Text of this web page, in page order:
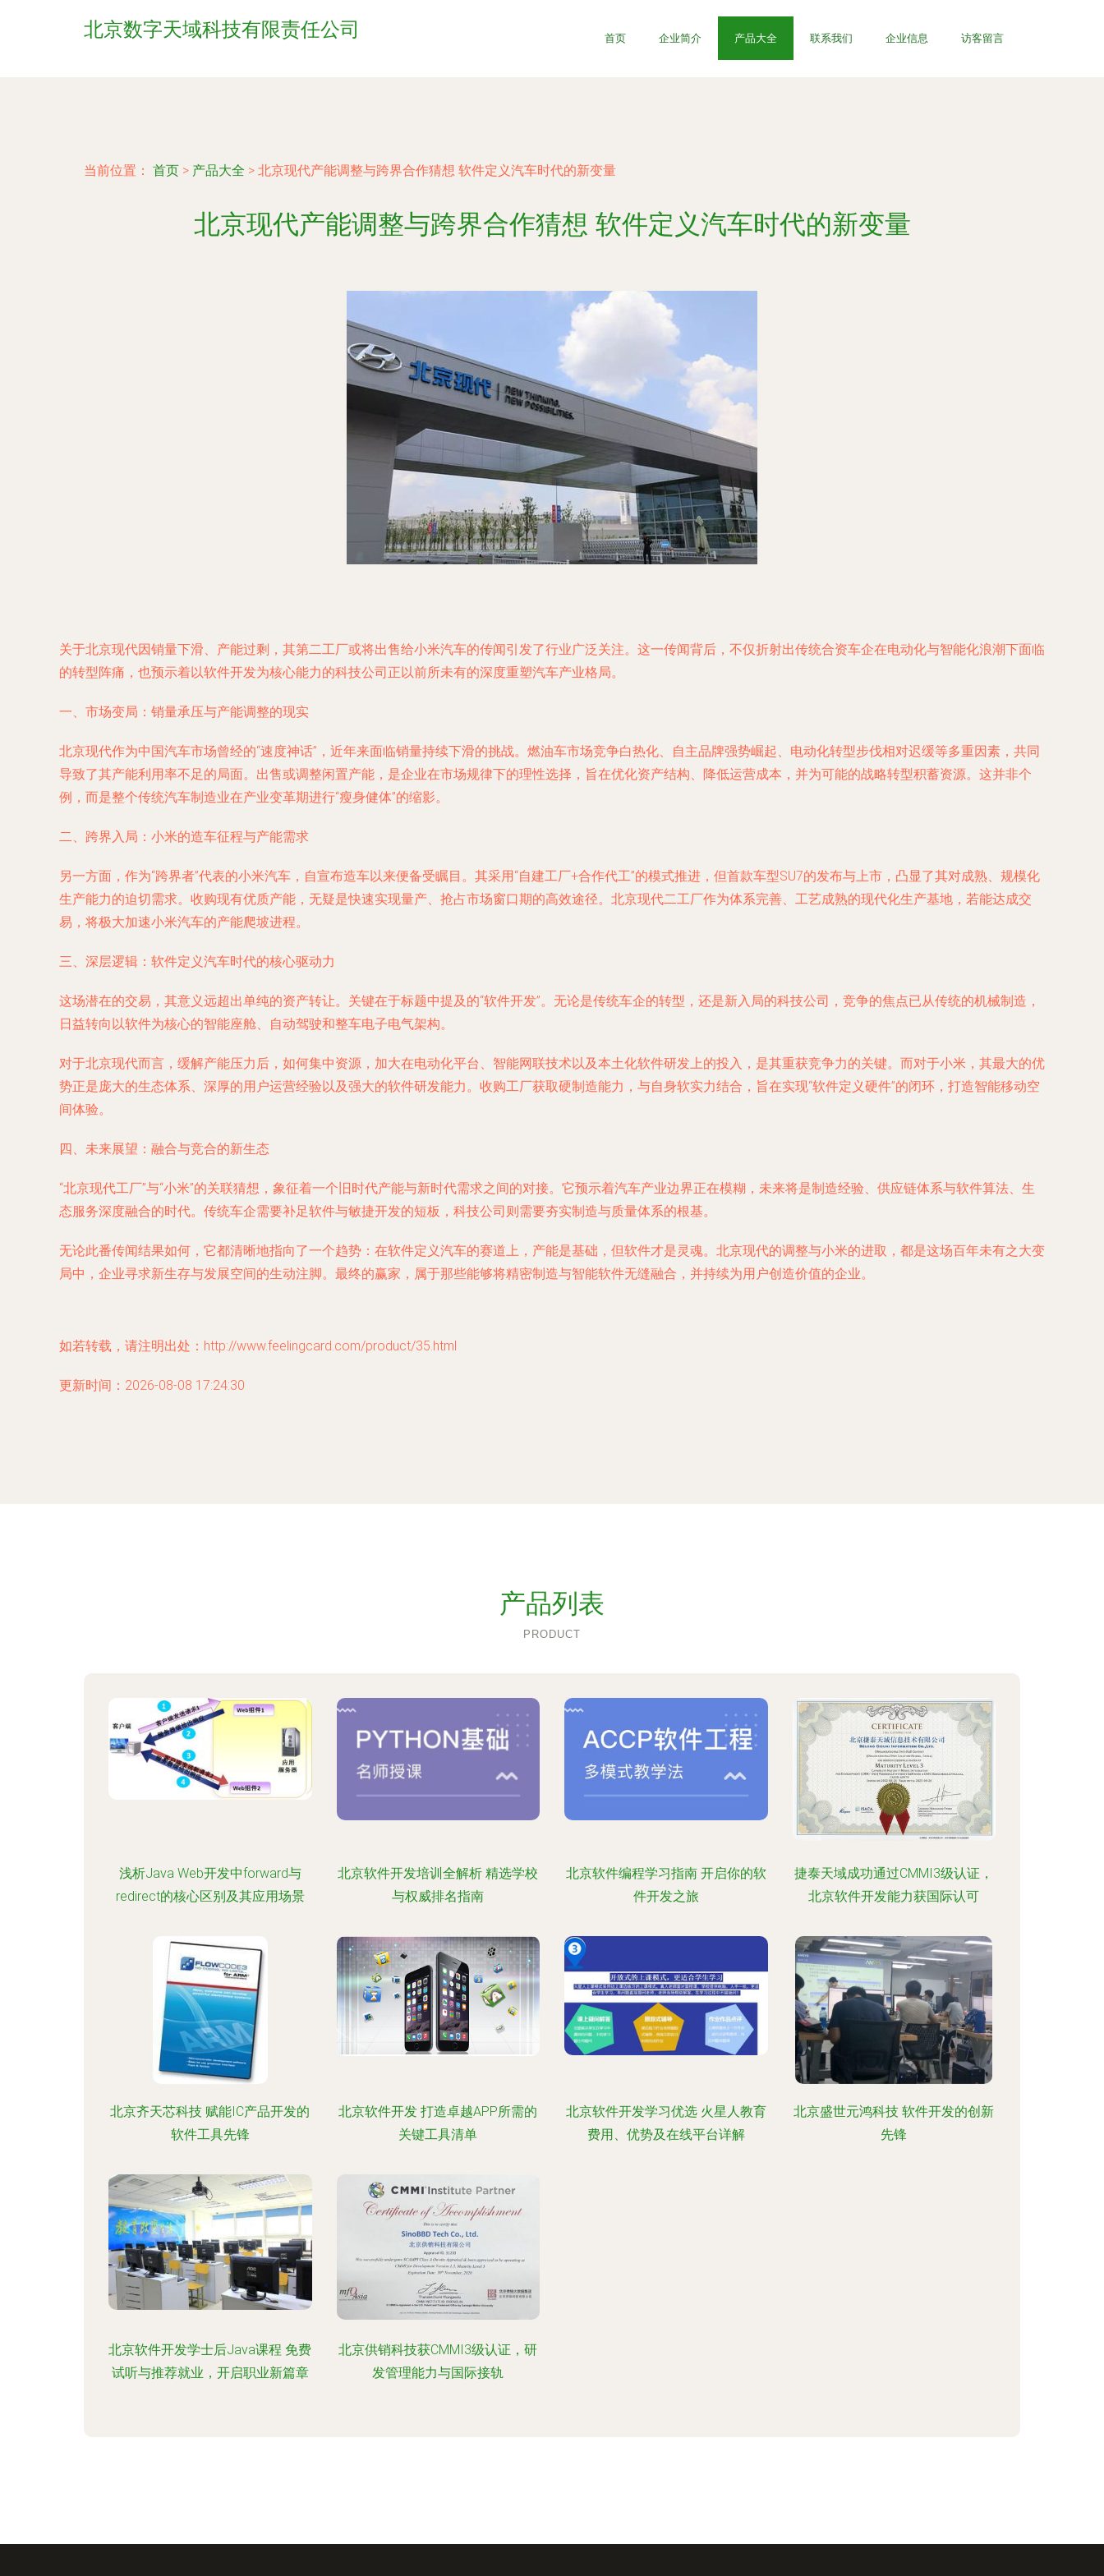
北京数字天域科技有限责任公司 首页 企业简介 产品大全 联系我们 企业信息 访客留言
当前位置： 首页 > 产品大全 > 北京现代产能调整与跨界合作猜想 软件定义汽车时代的新变量
北京现代产能调整与跨界合作猜想 软件定义汽车时代的新变量
关于北京现代因销量下滑、产能过剩，其第二工厂或将出售给小米汽车的传闻引发了行业广泛关注。这一传闻背后，不仅折射出传统合资车企在电动化与智能化浪潮下面临
的转型阵痛，也预示着以软件开发为核心能力的科技公司正以前所未有的深度重塑汽车产业格局。
一、市场变局：销量承压与产能调整的现实
北京现代作为中国汽车市场曾经的“速度神话”，近年来面临销量持续下滑的挑战。燃油车市场竞争白热化、自主品牌强势崛起、电动化转型步伐相对迟缓等多重因素，共同
导致了其产能利用率不足的局面。出售或调整闲置产能，是企业在市场规律下的理性选择，旨在优化资产结构、降低运营成本，并为可能的战略转型积蓄资源。这并非个
例，而是整个传统汽车制造业在产业变革期进行“瘦身健体”的缩影。
二、跨界入局：小米的造车征程与产能需求
另一方面，作为“跨界者”代表的小米汽车，自宣布造车以来便备受瞩目。其采用“自建工厂+合作代工”的模式推进，但首款车型SU7的发布与上市，凸显了其对成熟、规模化
生产能力的迫切需求。收购现有优质产能，无疑是快速实现量产、抢占市场窗口期的高效途径。北京现代二工厂作为体系完善、工艺成熟的现代化生产基地，若能达成交
易，将极大加速小米汽车的产能爬坡进程。
三、深层逻辑：软件定义汽车时代的核心驱动力
这场潜在的交易，其意义远超出单纯的资产转让。关键在于标题中提及的“软件开发”。无论是传统车企的转型，还是新入局的科技公司，竞争的焦点已从传统的机械制造，
日益转向以软件为核心的智能座舱、自动驾驶和整车电子电气架构。
对于北京现代而言，缓解产能压力后，如何集中资源，加大在电动化平台、智能网联技术以及本土化软件研发上的投入，是其重获竞争力的关键。而对于小米，其最大的优
势正是庞大的生态体系、深厚的用户运营经验以及强大的软件研发能力。收购工厂获取硬制造能力，与自身软实力结合，旨在实现“软件定义硬件”的闭环，打造智能移动空
间体验。
四、未来展望：融合与竞合的新生态
“北京现代工厂”与“小米”的关联猜想，象征着一个旧时代产能与新时代需求之间的对接。它预示着汽车产业边界正在模糊，未来将是制造经验、供应链体系与软件算法、生
态服务深度融合的时代。传统车企需要补足软件与敏捷开发的短板，科技公司则需要夯实制造与质量体系的根基。
无论此番传闻结果如何，它都清晰地指向了一个趋势：在软件定义汽车的赛道上，产能是基础，但软件才是灵魂。北京现代的调整与小米的进取，都是这场百年未有之大变
局中，企业寻求新生存与发展空间的生动注脚。最终的赢家，属于那些能够将精密制造与智能软件无缝融合，并持续为用户创造价值的企业。
如若转载，请注明出处：http://www.feelingcard.com/product/35.html
更新时间：2026-08-08 17:24:30
产品列表
PRODUCT
浅析Java Web开发中forward与
redirect的核心区别及其应用场景
北京软件开发培训全解析 精选学校
与权威排名指南
北京软件编程学习指南 开启你的软
件开发之旅
捷泰天域成功通过CMMI3级认证，
北京软件开发能力获国际认可
北京齐天芯科技 赋能IC产品开发的
软件工具先锋
北京软件开发 打造卓越APP所需的
关键工具清单
北京软件开发学习优选 火星人教育
费用、优势及在线平台详解
北京盛世元鸿科技 软件开发的创新
先锋
北京软件开发学士后Java课程 免费
试听与推荐就业，开启职业新篇章
北京供销科技获CMMI3级认证，研
发管理能力与国际接轨